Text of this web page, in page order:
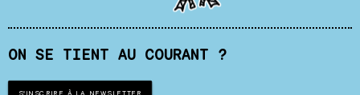
ON SE TIENT AU COURANT ?
S'INSCRIRE À LA NEWSLETTER